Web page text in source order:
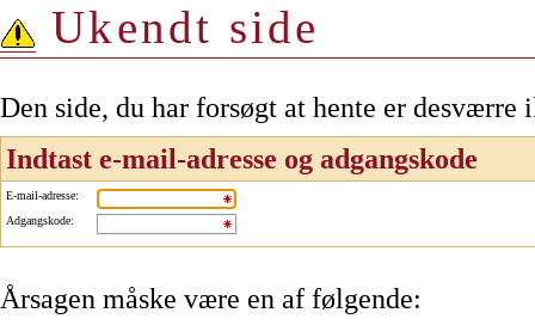
Ukendt side
Den side, du har forsøgt at hente er
Indtast e-mail-adresse og adgangskode
E-mail-adresse:
Adgangskode:
Årsagen måske være en af følgende: